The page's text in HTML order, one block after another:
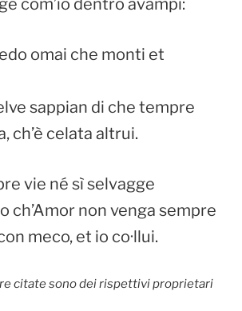
com’io dentro avampi:
omai che monti et
sappian di che tempre
ch’è celata altrui.
vie né sì selvagge
ch’Amor non venga sempre
meco, et io co·llui.
citate sono dei rispettivi proprietari